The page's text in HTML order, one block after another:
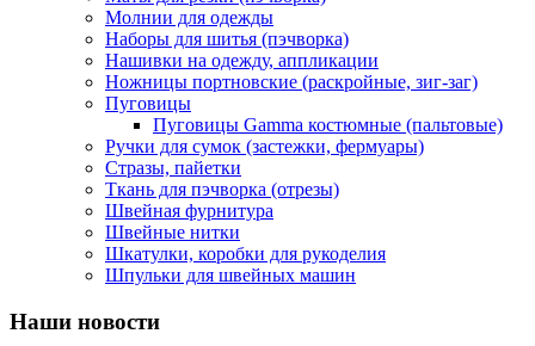
Молнии для одежды
Наборы для шитья (пэчворка)
Нашивки на одежду, аппликации
Ножницы портновские (раскройные, зиг-заг)
Пуговицы
Пуговицы Gamma костюмные (пальтовые)
Ручки для сумок (застежки, фермуары)
Стразы, пайетки
Ткань для пэчворка (отрезы)
Швейная фурнитура
Швейные нитки
Шкатулки, коробки для рукоделия
Шпульки для швейных машин
Наши новости